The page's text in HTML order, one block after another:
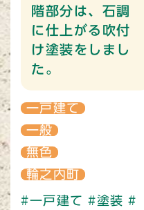
階部分は、石調
に仕上がる吹付
け塗装をしまし
た。
一戸建て
一般
無色
輪之内町
#一戸建て #塗装 #